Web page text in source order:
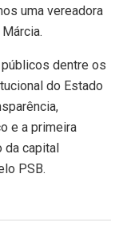
uma vereadora
dentre os
do Estado
e a primeira
da capital
PSB.